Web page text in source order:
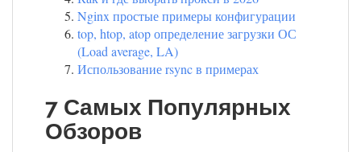
Nginx простые примеры конфигурации
top, htop, atop определение загрузки ОС
(Load average, LA)
Использование rsync в примерах
7 Самых Популярных
Обзоров